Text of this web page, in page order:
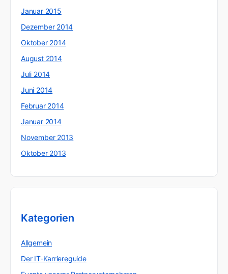
Januar 2015
Dezember 2014
Oktober 2014
August 2014
Juli 2014
Juni 2014
Februar 2014
Januar 2014
November 2013
Oktober 2013
Kategorien
Allgemein
Der IT-Karriereguide